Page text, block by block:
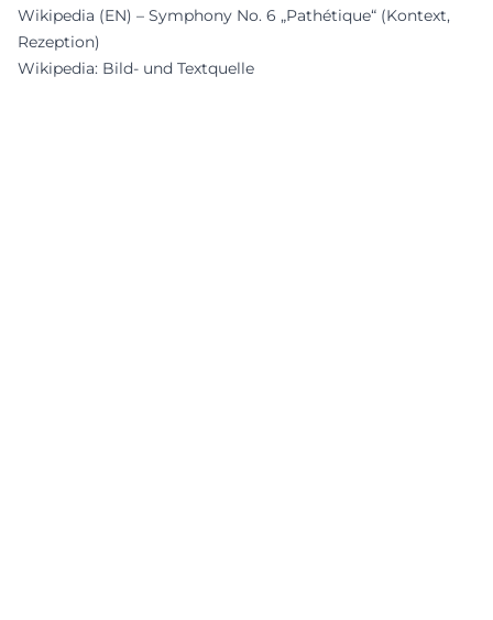
Wikipedia (EN) – Symphony No. 6 „Pathétique“ (Kontext,
Rezeption)
Wikipedia: Bild- und Textquelle